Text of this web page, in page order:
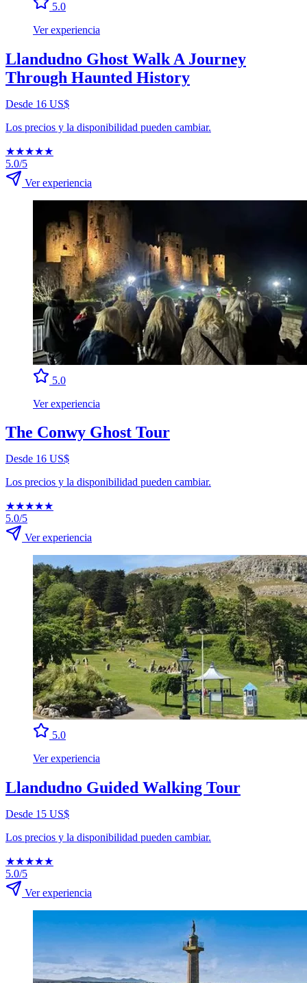
5.0
Ver experiencia
Llandudno Ghost Walk A Journey
Through Haunted History
Desde 16 US$
Los precios y la disponibilidad pueden cambiar.
★★★★★
5.0/5
Ver experiencia
5.0
Ver experiencia
The Conwy Ghost Tour
Desde 16 US$
Los precios y la disponibilidad pueden cambiar.
★★★★★
5.0/5
Ver experiencia
5.0
Ver experiencia
Llandudno Guided Walking Tour
Desde 15 US$
Los precios y la disponibilidad pueden cambiar.
★★★★★
5.0/5
Ver experiencia